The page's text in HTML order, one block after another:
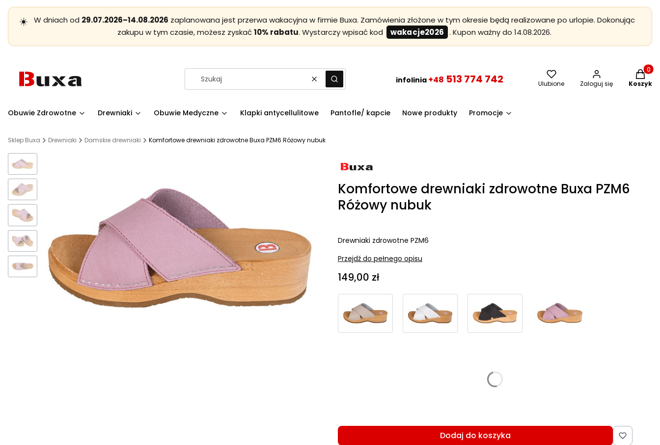
☀️ W dniach od 29.07.2026–14.08.2026 zaplanowana jest przerwa wakacyjna w firmie Buxa. Zamówienia złożone w tym okresie będą realizowane po urlopie. Dokonując
zakupu w tym czasie, możesz zyskać10% rabatu. Wystarczy wpisać kod wakacje2026 . Kupon ważny do 14.08.2026.
WyczyśćSzukaj infolinia +48 513 774 742 Ulubione Zaloguj się Koszyk
Obuwie Zdrowotne Drewniaki Obuwie Medyczne Klapki antycellulitowe Pantofle/ kapcie Nowe produkty Promocje
Sklep Buxa Drewniaki Damskie drewniaki Komfortowe drewniaki zdrowotne Buxa PZM6 Różowy nubuk
Komfortowe drewniaki zdrowotne Buxa PZM6
Różowy nubuk
Drewniaki zdrowotne PZM6
Przejdź do pełnego opisu
Cena
149,00 zł
Dodaj do koszyka